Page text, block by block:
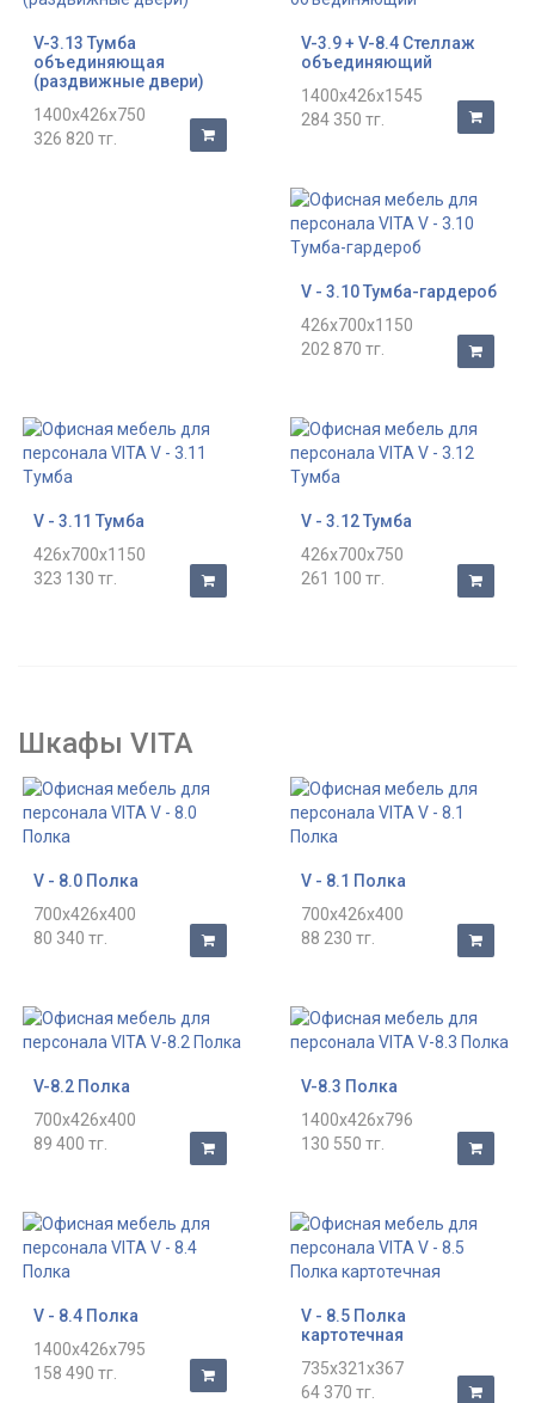
V-3.13 Тумба
объединяющая
(раздвижные двери)
1400x426x750
326 820 тг.
V-3.9 + V-8.4 Стеллаж
объединяющий
1400x426x1545
284 350 тг.
V - 3.10 Тумба-гардероб
426x700x1150
202 870 тг.
V - 3.11 Тумба
426x700x1150
323 130 тг.
V - 3.12 Тумба
426x700x750
261 100 тг.
Шкафы VITA
V - 8.0 Полка
700x426x400
80 340 тг.
V - 8.1 Полка
700x426x400
88 230 тг.
V-8.2 Полка
700x426x400
89 400 тг.
V-8.3 Полка
1400x426x796
130 550 тг.
V - 8.4 Полка
1400x426x795
158 490 тг.
V - 8.5 Полка
картотечная
735x321x367
64 370 тг.